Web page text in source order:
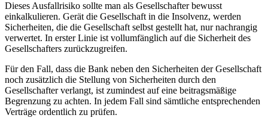
Dieses Ausfallrisiko sollte man als Gesellschafter bewusst
einkalkulieren. Gerät die Gesellschaft in die Insolvenz, werden
Sicherheiten, die die Gesellschaft selbst gestellt hat, nur nachrangig
verwertet. In erster Linie ist vollumfänglich auf die Sicherheit des
Gesellschafters zurückzugreifen.
Für den Fall, dass die Bank neben den Sicherheiten der Gesellschaft
noch zusätzlich die Stellung von Sicherheiten durch den
Gesellschafter verlangt, ist zumindest auf eine beitragsmäßige
Begrenzung zu achten. In jedem Fall sind sämtliche entsprechenden
Verträge ordentlich zu prüfen.